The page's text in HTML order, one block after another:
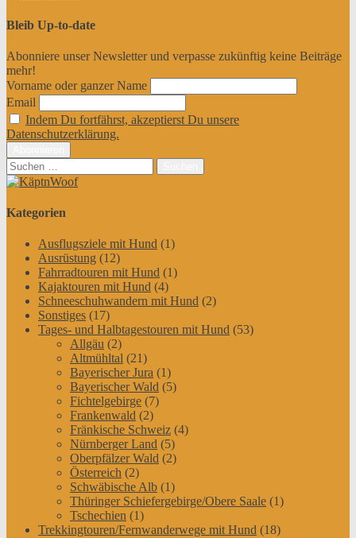
Bleib Up-to-date
Abonniere unser Newsletter und verpasse zukünftig keine Beiträge
mehr!
Vorname oder ganzer Name
Email
Indem Du fortfährst, akzeptierst Du unsere
Datenschutzerklärung.
Suchen
nach:
Kategorien
Ausflugsziele mit Hund (1)
Ausrüstung (12)
Fahrradtouren mit Hund (1)
Kajaktouren mit Hund (4)
Schneeschuhwandern mit Hund (2)
Sonstiges (17)
Tages- und Halbtagestouren mit Hund (53)
Allgäu (2)
Altmühltal (21)
Bayerischer Jura (1)
Bayerischer Wald (5)
Fichtelgebirge (7)
Frankenwald (2)
Fränkische Schweiz (4)
Nürnberger Land (5)
Oberpfälzer Wald (2)
Österreich (2)
Schwäbische Alb (1)
Thüringer Schiefergebirge/Obere Saale (1)
Tschechien (1)
Trekkingtouren/Fernwanderwege mit Hund (18)